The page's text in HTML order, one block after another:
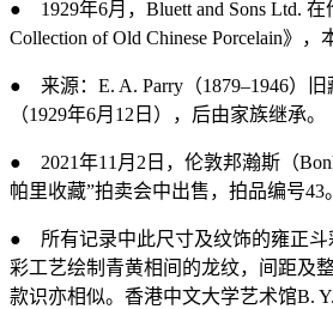
● 1929年6月， Bluett and Sons Ltd. 在
Collection of Old Chinese Porcelain》，
● 来源： E. A. Parry （1879–1946）旧
（1929年6月 12 日），后由家族继承。
● 2021年11 月 2 日，伦敦邦瀚斯（
帕里收藏”拍卖会中出售，拍品编号43。
● 所有记录中此尺寸及纹饰的雍正斗
彩工艺绘制青黄相间的龙纹，间距及
款识亦相似。香港中文大学艺术馆B.